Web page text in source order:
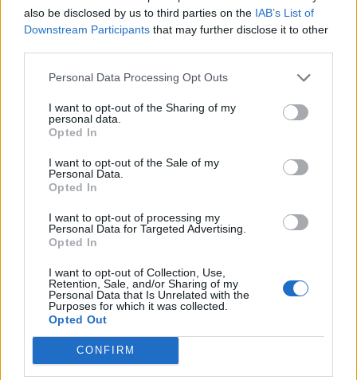
also be disclosed by us to third parties on the IAB’s List of
Downstream Participants that may further disclose it to other
Personal Data Processing Opt Outs
I want to opt-out of the Sharing of my
personal data.
Opted In
I want to opt-out of the Sale of my
Personal Data.
Opted In
I want to opt-out of processing my
Personal Data for Targeted Advertising.
Opted In
I want to opt-out of Collection, Use,
Retention, Sale, and/or Sharing of my
Personal Data that Is Unrelated with the
Purposes for which it was collected.
Opted Out
CONFIRM
Pedig szóltam… – Miért nem hiszünk a
nőknek, amikor segítséget kérnek?
A legidegesítőbb kifejezések laza
A világ legismertebb ruhái